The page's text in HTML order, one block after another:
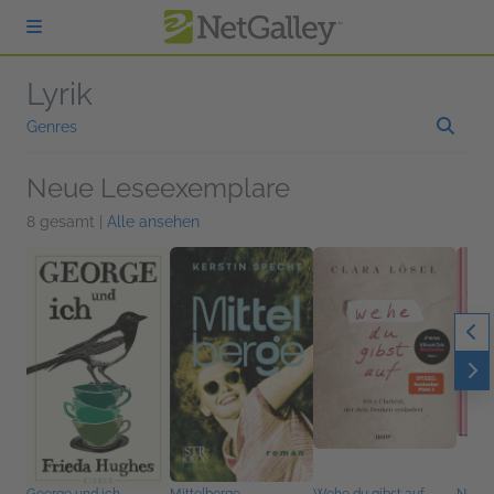
zum Hauptinhalt springen
Lyrik
Genres
Neue Leseexemplare
8 gesamt | Alle ansehen